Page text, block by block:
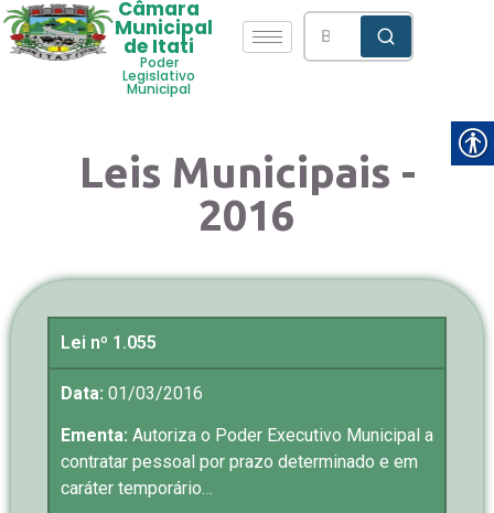
Câmara
Municipal
de Itati
Poder
Legislativo
Municipal
Leis Municipais -
2016
Lei nº 1.055
Data: 01/03/2016
Ementa: Autoriza o Poder Executivo Municipal a
contratar pessoal por prazo determinado e em
caráter temporário…